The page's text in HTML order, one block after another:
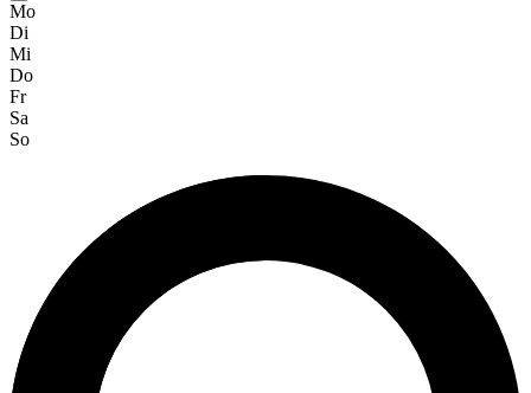
Mo
Di
Mi
Do
Fr
Sa
So